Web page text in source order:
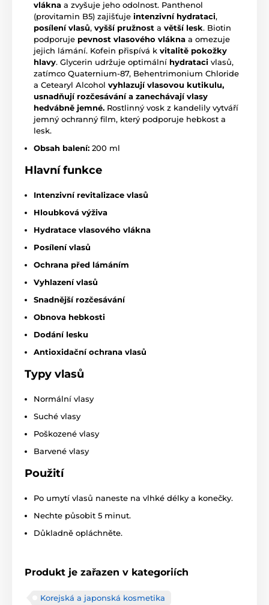
vlákna a zvyšuje jeho odolnost. Panthenol
(provitamin B5) zajišťuje intenzivní hydrataci,
posílení vlasů, vyšší pružnost a větší lesk. Biotin
podporuje pevnost vlasového vlákna a omezuje
jejich lámání. Kofein přispívá k vitalitě pokožky
hlavy. Glycerin udržuje optimální hydrataci vlasů,
zatímco Quaternium-87, Behentrimonium Chloride
a Cetearyl Alcohol vyhlazují vlasovou kutikulu,
usnadňují rozčesávání a zanechávají vlasy
hedvábně jemné. Rostlinný vosk z kandelily vytváří
jemný ochranný film, který podporuje hebkost a
lesk.
Obsah balení: 200 ml
Hlavní funkce
Intenzivní revitalizace vlasů
Hloubková výživa
Hydratace vlasového vlákna
Posílení vlasů
Ochrana před lámáním
Vyhlazení vlasů
Snadnější rozčesávání
Obnova hebkosti
Dodání lesku
Antioxidační ochrana vlasů
Typy vlasů
Normální vlasy
Suché vlasy
Poškozené vlasy
Barvené vlasy
Použití
Po umytí vlasů naneste na vlhké délky a konečky.
Nechte působit 5 minut.
Důkladně opláchněte.
Produkt je zařazen v kategoriích
Korejská a japonská kosmetika